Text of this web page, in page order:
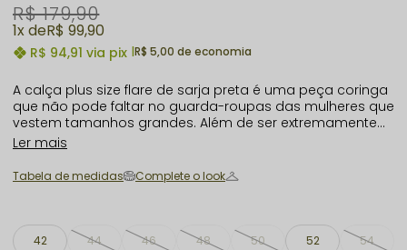
R$ 94,91 via pix |R$ 5,00 de economia
R$ 179,90
1x R$ 99,90
A calça plus size flare de sarja preta é uma peça coringa
que não pode faltar no guarda-roupas das mulheres que
vestem tamanhos grandes. Além de ser extremamente
versátil, ela é capaz de compor looks tanto sociais
qualquer ocasião. Com um corte que valoriza as curvas
femininas, essa calça plus size se adapta perfeitamente
mulheres plus size.
Ler mais
Tabela de medidas Complete o look
42 44 46 48 50 52 54